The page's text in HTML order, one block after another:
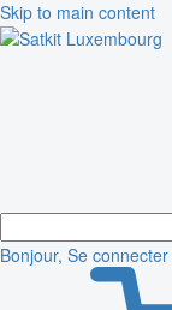
Skip to main content
Bonjour, Se connecter